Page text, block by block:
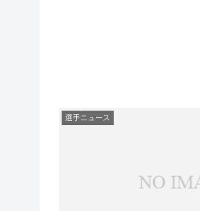
選手ニュース